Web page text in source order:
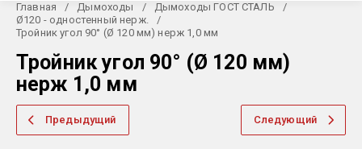
Главная / Дымоходы / Дымоходы ГОСТ СТАЛЬ
/
Ø120 - одностенный нерж.
/
Тройник угол 90° (Ø 120 мм) нерж 1,0 мм
Тройник угол 90° (Ø 120 мм)
нерж 1,0 мм
Предыдущий Следующий